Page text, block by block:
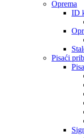
Oprema
ID
Pisaći